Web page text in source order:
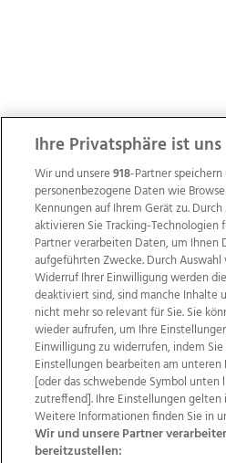
Wir über uns Mediadaten
Datenschutz
Impressum
AGB Website
Ehrenkodex
Ihre Privatsphäre ist
Wir und unsere918-Partner
personenbezogene Daten wie
Kennungen auf Ihrem Gerät zu.
aktivieren Sie Tracking-Technologien
Partner verarbeiten Daten, um Ihnen
aufgeführten Zwecke. Durch
Widerruf Ihrer Einwilligung werden
deaktiviert sind, sind manche Inhalte
nicht mehr so relevant für Sie. Sie
wieder aufrufen, um Ihre
Einwilligung zu widerrufen, indem
Einstellungen bearbeiten am unteren
[oder das schwebende Symbol unten
zutreffend]. Ihre Einstellungen gelten
Weitere Informationen finden Sie in
Wir und unsere Partner
bereitzustellen: